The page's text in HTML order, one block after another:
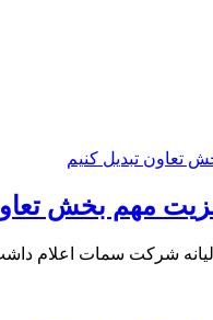
مهم بخش
شرکت سمات اعلام